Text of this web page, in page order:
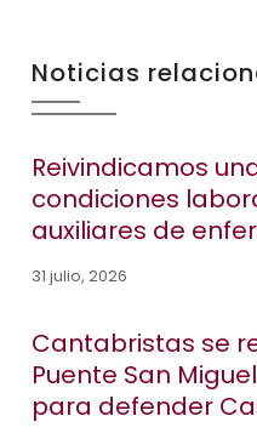
Noticias
Reivindicamos
condiciones
auxiliares de
31 julio, 2026
Cantabristas se
Puente San
para defender